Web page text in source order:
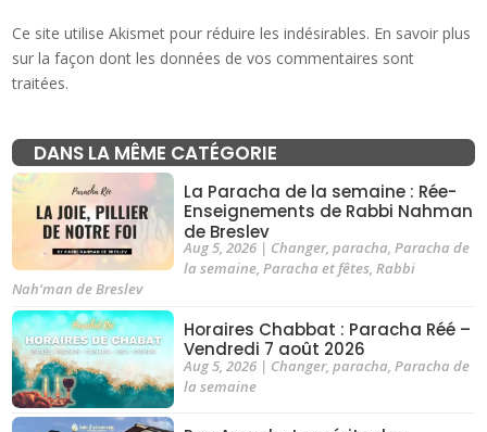
Ce site utilise Akismet pour réduire les indésirables. En savoir plus
sur la façon dont les données de vos commentaires sont
traitées.
DANS LA MÊME CATÉGORIE
La Paracha de la semaine : Rée-
Enseignements de Rabbi Nahman
de Breslev
Aug 5, 2026| Changer, paracha, Paracha de
la semaine, Paracha et fêtes, Rabbi
Nah'man de Breslev
Horaires Chabbat : Paracha Réé –
Vendredi 7 août 2026
Aug 5, 2026| Changer, paracha Paracha de
la semaine